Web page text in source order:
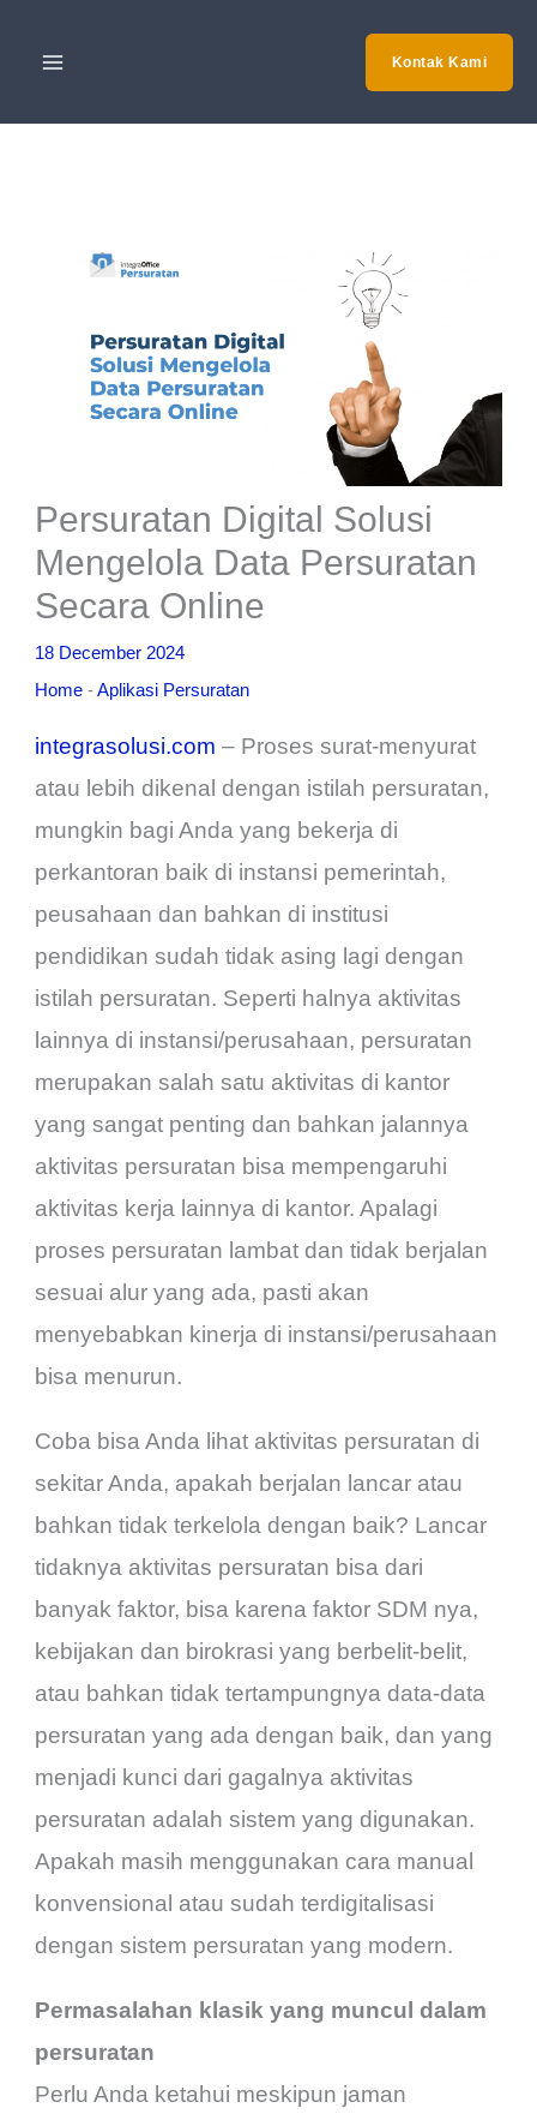
Kontak Kami
Persuratan Digital Solusi
Mengelola Data Persuratan
Secara Online
18 December 2024
Home -Aplikasi Persuratan
integrasolusi.com – Proses surat-menyurat
atau lebih dikenal dengan istilah persuratan,
mungkin bagi Anda yang bekerja di
perkantoran baik di instansi pemerintah,
peusahaan dan bahkan di institusi
pendidikan sudah tidak asing lagi dengan
istilah persuratan. Seperti halnya aktivitas
lainnya di instansi/perusahaan, persuratan
merupakan salah satu aktivitas di kantor
yang sangat penting dan bahkan jalannya
aktivitas persuratan bisa mempengaruhi
aktivitas kerja lainnya di kantor. Apalagi
proses persuratan lambat dan tidak berjalan
sesuai alur yang ada, pasti akan
menyebabkan kinerja di instansi/perusahaan
bisa menurun.
Coba bisa Anda lihat aktivitas persuratan di
sekitar Anda, apakah berjalan lancar atau
bahkan tidak terkelola dengan baik? Lancar
tidaknya aktivitas persuratan bisa dari
banyak faktor, bisa karena faktor SDM nya,
kebijakan dan birokrasi yang berbelit-belit,
atau bahkan tidak tertampungnya data-data
persuratan yang ada dengan baik, dan yang
menjadi kunci dari gagalnya aktivitas
persuratan adalah sistem yang digunakan.
Apakah masih menggunakan cara manual
konvensional atau sudah terdigitalisasi
dengan sistem persuratan yang modern.
Permasalahan klasik yang muncul dalam
persuratan
Perlu Anda ketahui meskipun jaman